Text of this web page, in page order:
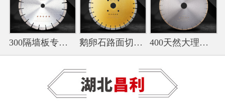
300隔墙板专用切割片 鹅卵石路面切割专用锯片 400天然大理石锯片